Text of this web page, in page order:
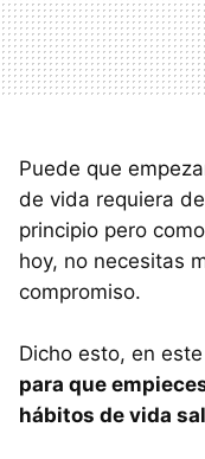
Puede que
de vida requiera
principio pero
hoy, no necesitas
compromiso.
Dicho esto, en
para que
hábitos de vida